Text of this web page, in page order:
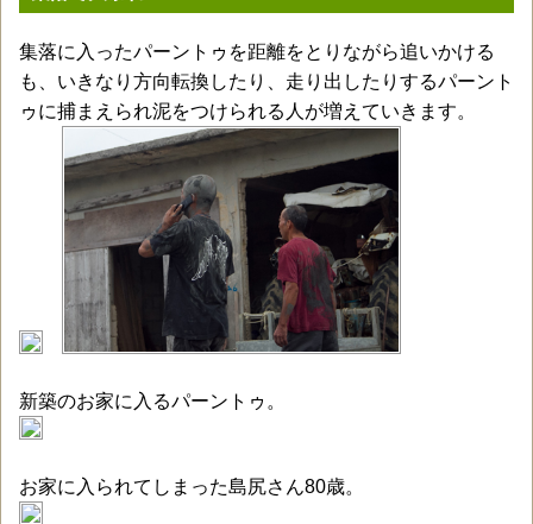
集落に入ったパーントゥを距離をとりながら追いかける
も、いきなり方向転換したり、走り出したりするパーント
ゥに捕まえられ泥をつけられる人が増えていきます。
新築のお家に入るパーントゥ。
お家に入られてしまった島尻さん80歳。